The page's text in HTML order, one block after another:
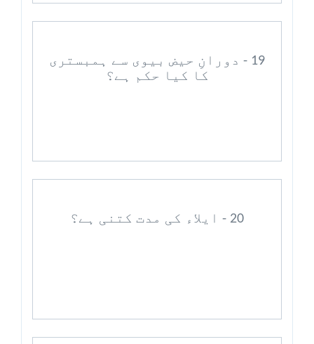
19 - دورانِ حیض بیوی سے ہمبستری
کا کیا حکم ہے؟
20 - ایلاء کی مدت کتنی ہے؟